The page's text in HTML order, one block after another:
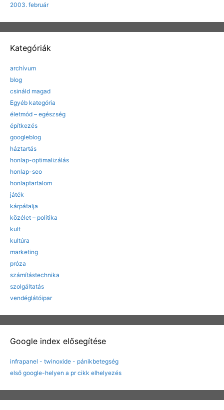
2003. február
Kategóriák
archívum
blog
csináld magad
Egyéb kategória
életmód – egészség
építkezés
googleblog
háztartás
honlap-optimalizálás
honlap-seo
honlaptartalom
játék
kárpátalja
közélet – politika
kult
kultúra
marketing
próza
számítástechnika
szolgáltatás
vendéglátóipar
Google index elősegítése
infrapanel - twinoxide - pánikbetegség
első google-helyen a pr cikk elhelyezés